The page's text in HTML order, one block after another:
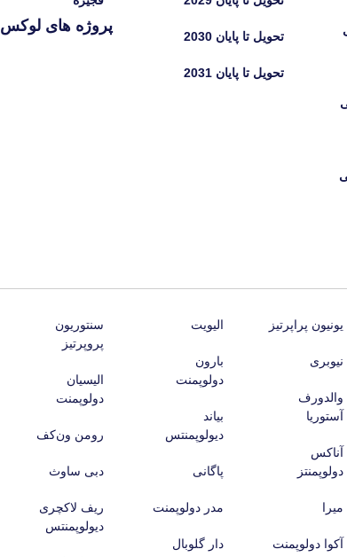
تحویل تا پایان 2030
تحویل تا پایان 2031
پروژه های لوکس
یونیون پراپرتیز
نیوبری
والدورف
آستوریا
آناکس
دولوپمنتز
میرا
آکوا دولوپمنت
الیویت
بارون
دولوپمنت
بیاند
دیولوپمنتس
پاگانی
مدر دولوپمنت
دار گلوبال
سنتوریون
پروپرتیز
الیسیان
دولوپمنت
رومن ون‌کف
دبی ساوث
ریف لاکچری
دیولوپمنتس